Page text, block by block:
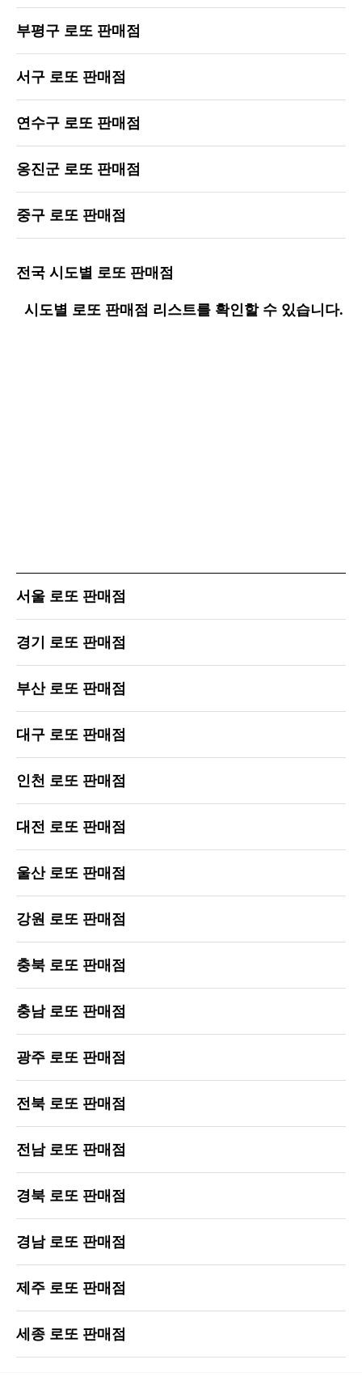
부평구 로또 판매점
서구 로또 판매점
연수구 로또 판매점
옹진군 로또 판매점
중구 로또 판매점
전국 시도별 로또 판매점
시도별 로또 판매점 리스트를 확인할 수 있습니다.
서울 로또 판매점
경기 로또 판매점
부산 로또 판매점
대구 로또 판매점
인천 로또 판매점
대전 로또 판매점
울산 로또 판매점
강원 로또 판매점
충북 로또 판매점
충남 로또 판매점
광주 로또 판매점
전북 로또 판매점
전남 로또 판매점
경북 로또 판매점
경남 로또 판매점
제주 로또 판매점
세종 로또 판매점